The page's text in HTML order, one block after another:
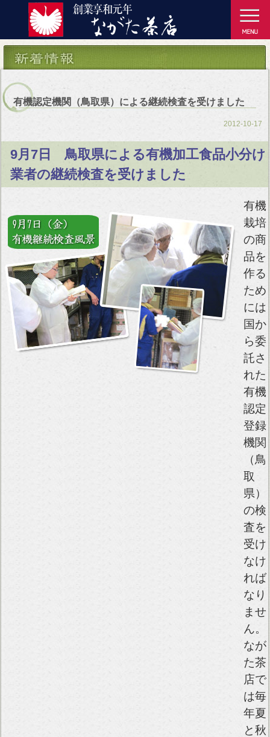
有機認定機関（鳥取県）による継続検査を受けました
2012-10-17
9月7日 鳥取県による有機加工食品小分け
業者の継続検査を受けました
有機
栽培
の商
品を
作る
ため
には
国か
ら委
託さ
れた
有機
認定
登録
機関
（鳥
取
県）
の検
査を
受け
なけ
れば
なり
ませ
ん。
なが
た茶
店で
は毎
年夏
と秋